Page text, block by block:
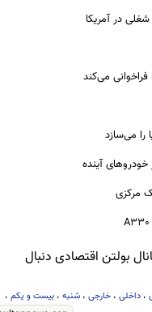
در آمریکا
را می‌سازد
آینده
مرکزی
بولتن اقتصادی دنبال
، داخلی ، خارجی ، شنبه ، بیست و یکم ،